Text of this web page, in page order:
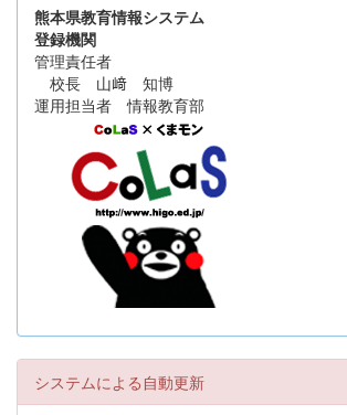
熊本県教育情報システム
登録機関
管理責任者
校長 山﨑 知博
運用担当者 情報教育部
システムによる自動更新